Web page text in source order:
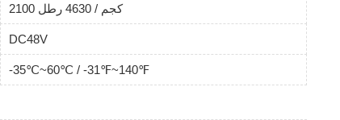
2100 كجم / 4630 رطل
DC48V
-35℃~60℃ / -31℉~140℉